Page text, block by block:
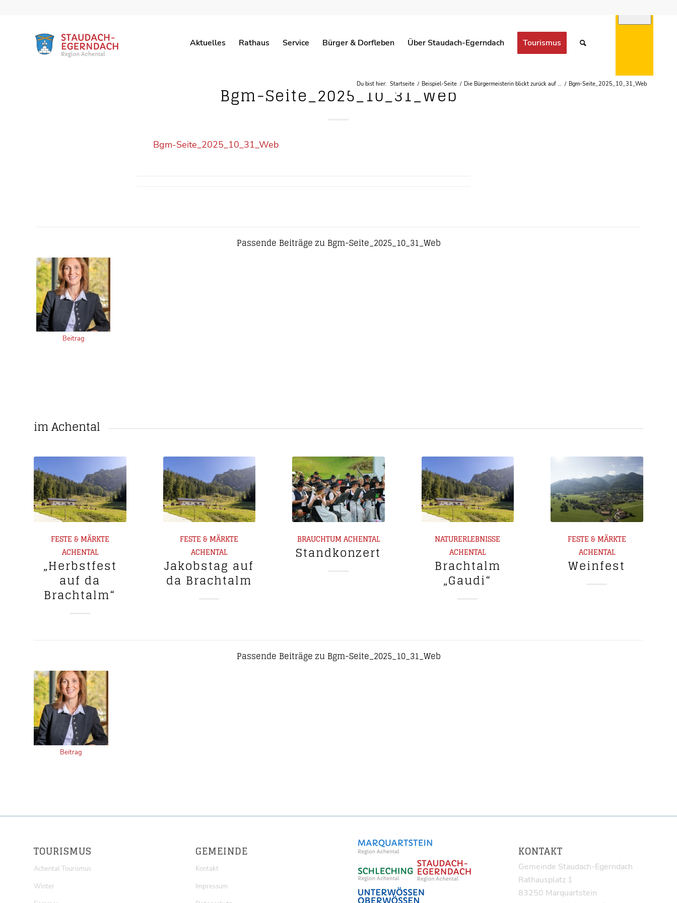
Aktuelles Rathaus Service Bürger & Dorfleben Über Staudach-Egerndach Tourismus
Du bist hier: Startseite / Beispiel-Seite / Die Bürgermeisterin blickt zurück auf … / Bgm-Seite_2025_10_31_Web
Bgm-Seite_2025_10_31_Web
Bgm-Seite_2025_10_31_Web
Passende Beiträge zu Bgm-Seite_2025_10_31_Web
Beitrag
im Achental
FESTE & MÄRKTE
ACHENTAL
„Herbstfest
auf da
Brachtalm“
FESTE & MÄRKTE
ACHENTAL
Jakobstag auf
da Brachtalm
BRAUCHTUMACHENTAL
Standkonzert
NATURERLEBNISSE
ACHENTAL
Brachtalm
„Gaudi“
FESTE & MÄRKTE
ACHENTAL
Weinfest
Passende Beiträge zu Bgm-Seite_2025_10_31_Web
Beitrag
TOURISMUS
Achental Tourismus
Winter
GEMEINDE
Kontakt
Impressum
KONTAKT
Gemeinde Staudach-Egerndach
Rathausplatz 1
83250 Marquartstein